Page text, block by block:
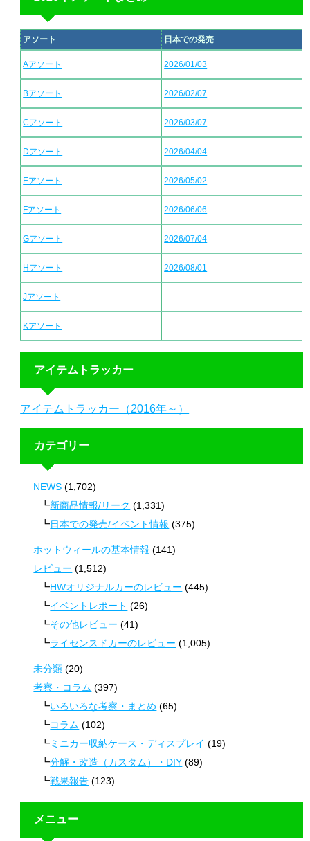
アソート 日本での発売
Aアソート 2026/01/03
Bアソート 2026/02/07
Cアソート 2026/03/07
Dアソート 2026/04/04
Eアソート 2026/05/02
Fアソート 2026/06/06
Gアソート 2026/07/04
Hアソート 2026/08/01
Jアソート
Kアソート
アイテムトラッカー
アイテムトラッカー（2016年～）
カテゴリー
NEWS (1,702)
新商品情報/リーク (1,331)
日本での発売/イベント情報 (375)
ホットウィールの基本情報 (141)
レビュー (1,512)
HWオリジナルカーのレビュー (445)
イベントレポート (26)
その他レビュー (41)
ライセンスドカーのレビュー (1,005)
未分類 (20)
考察・コラム (397)
いろいろな考察・まとめ (65)
コラム (102)
ミニカー収納ケース・ディスプレイ (19)
分解・改造（カスタム）・DIY (89)
戦果報告 (123)
メニュー